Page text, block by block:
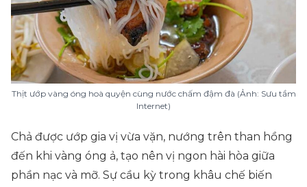
Thịt ướp vàng óng hoà quyện cùng nước chấm đậm đà (Ảnh: Sưu tầm
Internet)
Chả được ướp gia vị vừa vặn, nướng trên than hồng
đến khi vàng óng ả, tạo nên vị ngon hài hòa giữa
phần nạc và mỡ. Sự cầu kỳ trong khâu chế biến